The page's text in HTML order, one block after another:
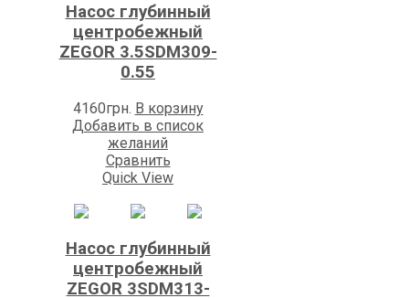
Насос глубинный
центробежный
ZEGOR 3.5SDM309-
0.55
4160грн. В корзину
Добавить в список
желаний
Сравнить
Quick View
Насос глубинный
центробежный
ZEGOR 3SDM313-